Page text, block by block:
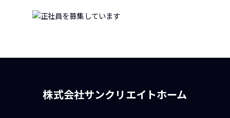
株式会社サンクリエイトホーム